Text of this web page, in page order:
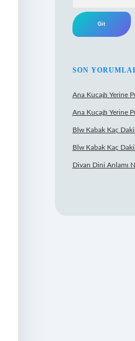
SON
Ana Kucağı Yerine
Ana Kucağı Yerine
Blw Kabak Kaç
Blw Kabak Kaç
Divan Dini Anlamı